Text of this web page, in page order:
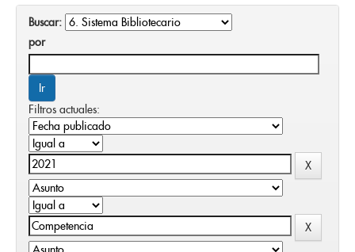
Buscar:
por
Filtros actuales: